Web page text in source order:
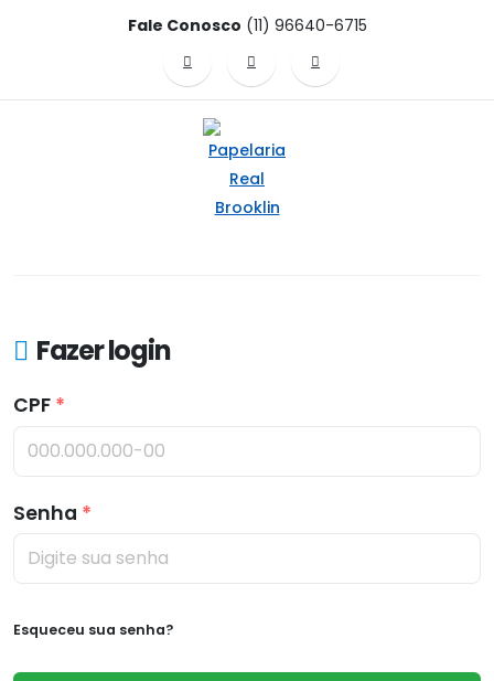
Fale Conosco (11) 96640-6715
Fazer login
CPF *
Senha *
Esqueceu sua senha?